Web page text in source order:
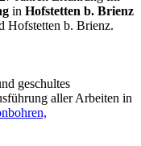
in Hofstetten b. Brienz
Hofstetten b. Brienz.
geschultes
aller Arbeiten in